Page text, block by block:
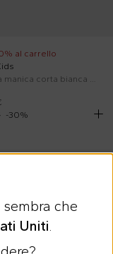
al carrello
-30%
sembra che
Uniti